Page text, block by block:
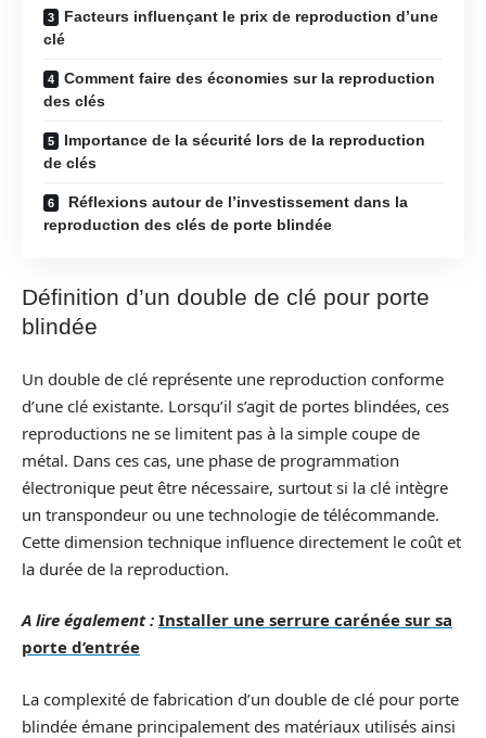
Facteurs influençant le prix de reproduction d’une
clé
Comment faire des économies sur la reproduction
des clés
Importance de la sécurité lors de la reproduction
de clés
Réflexions autour de l’investissement dans la
reproduction des clés de porte blindée
Définition d’un double de clé pour porte
blindée
Un double de clé représente une reproduction conforme
d’une clé existante. Lorsqu’il s’agit de portes blindées, ces
reproductions ne se limitent pas à la simple coupe de
métal. Dans ces cas, une phase de programmation
électronique peut être nécessaire, surtout si la clé intègre
un transpondeur ou une technologie de télécommande.
Cette dimension technique influence directement le coût et
la durée de la reproduction.
A lire également : Installer une serrure carénée sur sa
porte d’entrée
La complexité de fabrication d’un double de clé pour porte
blindée émane principalement des matériaux utilisés ainsi